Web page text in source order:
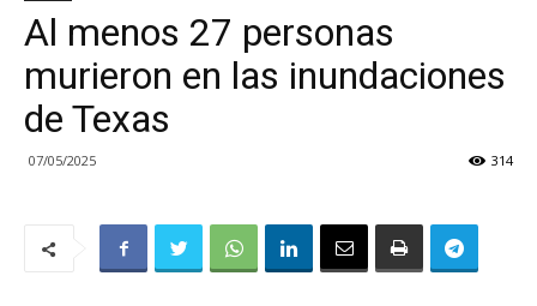
Al menos 27 personas
murieron en las inundaciones
de Texas
07/05/2025 314